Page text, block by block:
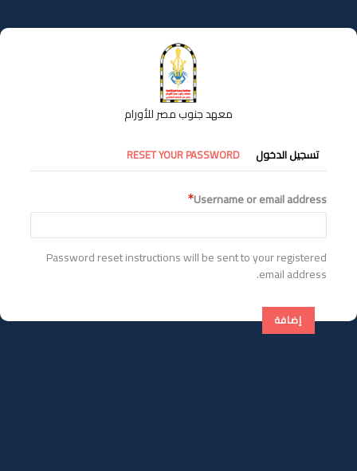
إلى
المحتوى
معهد جنوب مصر للأورام
التبويبات
الأساسية
تسجيل الدخول RESET YOUR PASSWORD
Username or email address
Password reset instructions will be sent to your registered
email address.